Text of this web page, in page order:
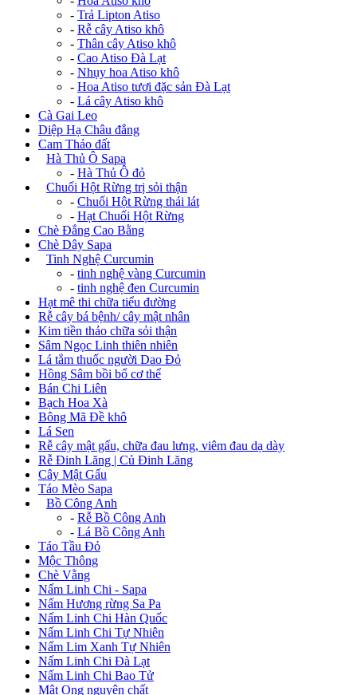
- Trả Lipton Atiso
- Rễ cây Atiso khô
- Thân cây Atiso khô
- Cao Atiso Đà Lạt
- Nhụy hoa Atiso khô
- Hoa Atiso tươi đặc sản Đà Lạt
- Lá cây Atiso khô
Cà Gai Leo
Diệp Hạ Châu đắng
Cam Thảo đất
Hà Thủ Ô Sapa
- Hà Thủ Ô đỏ
Chuối Hột Rừng trị sỏi thận
- Chuối Hột Rừng thái lát
- Hạt Chuối Hột Rừng
Chè Đắng Cao Bằng
Chè Dây Sapa
Tinh Nghệ Curcumin
- tinh nghệ vàng Curcumin
- tinh nghệ đen Curcumin
Hạt mê thi chữa tiểu đường
Rễ cây bá bệnh/ cây mật nhân
Kim tiền thảo chữa sỏi thận
Sâm Ngọc Linh thiên nhiên
Lá tắm thuốc người Dao Đỏ
Hồng Sâm bồi bổ cơ thể
Bán Chi Liên
Bạch Hoa Xà
Bông Mã Đề khô
Lá Sen
Rễ cây mật gấu, chữa đau lưng, viêm đau dạ dày
Rễ Đinh Lăng | Củ Đinh Lăng
Cây Mật Gấu
Táo Mèo Sapa
Bồ Công Anh
- Rễ Bồ Công Anh
- Lá Bồ Công Anh
Táo Tầu Đỏ
Mộc Thông
Chè Vằng
Nấm Linh Chi - Sapa
Nấm Hương rừng Sa Pa
Nấm Linh Chi Hàn Quốc
Nấm Linh Chi Tự Nhiên
Nấm Lim Xanh Tự Nhiên
Nấm Linh Chi Đà Lạt
Nấm Linh Chi Bao Tử
Mật Ong nguyên chất